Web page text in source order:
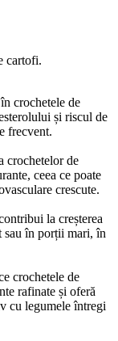
cartofi.
crochetele de
și riscul de
frecvent.
crochetelor de
ceea ce poate
crescute.
la creșterea
sau în porții mari, în
crochetele de
rafinate și oferă
cu legumele întregi